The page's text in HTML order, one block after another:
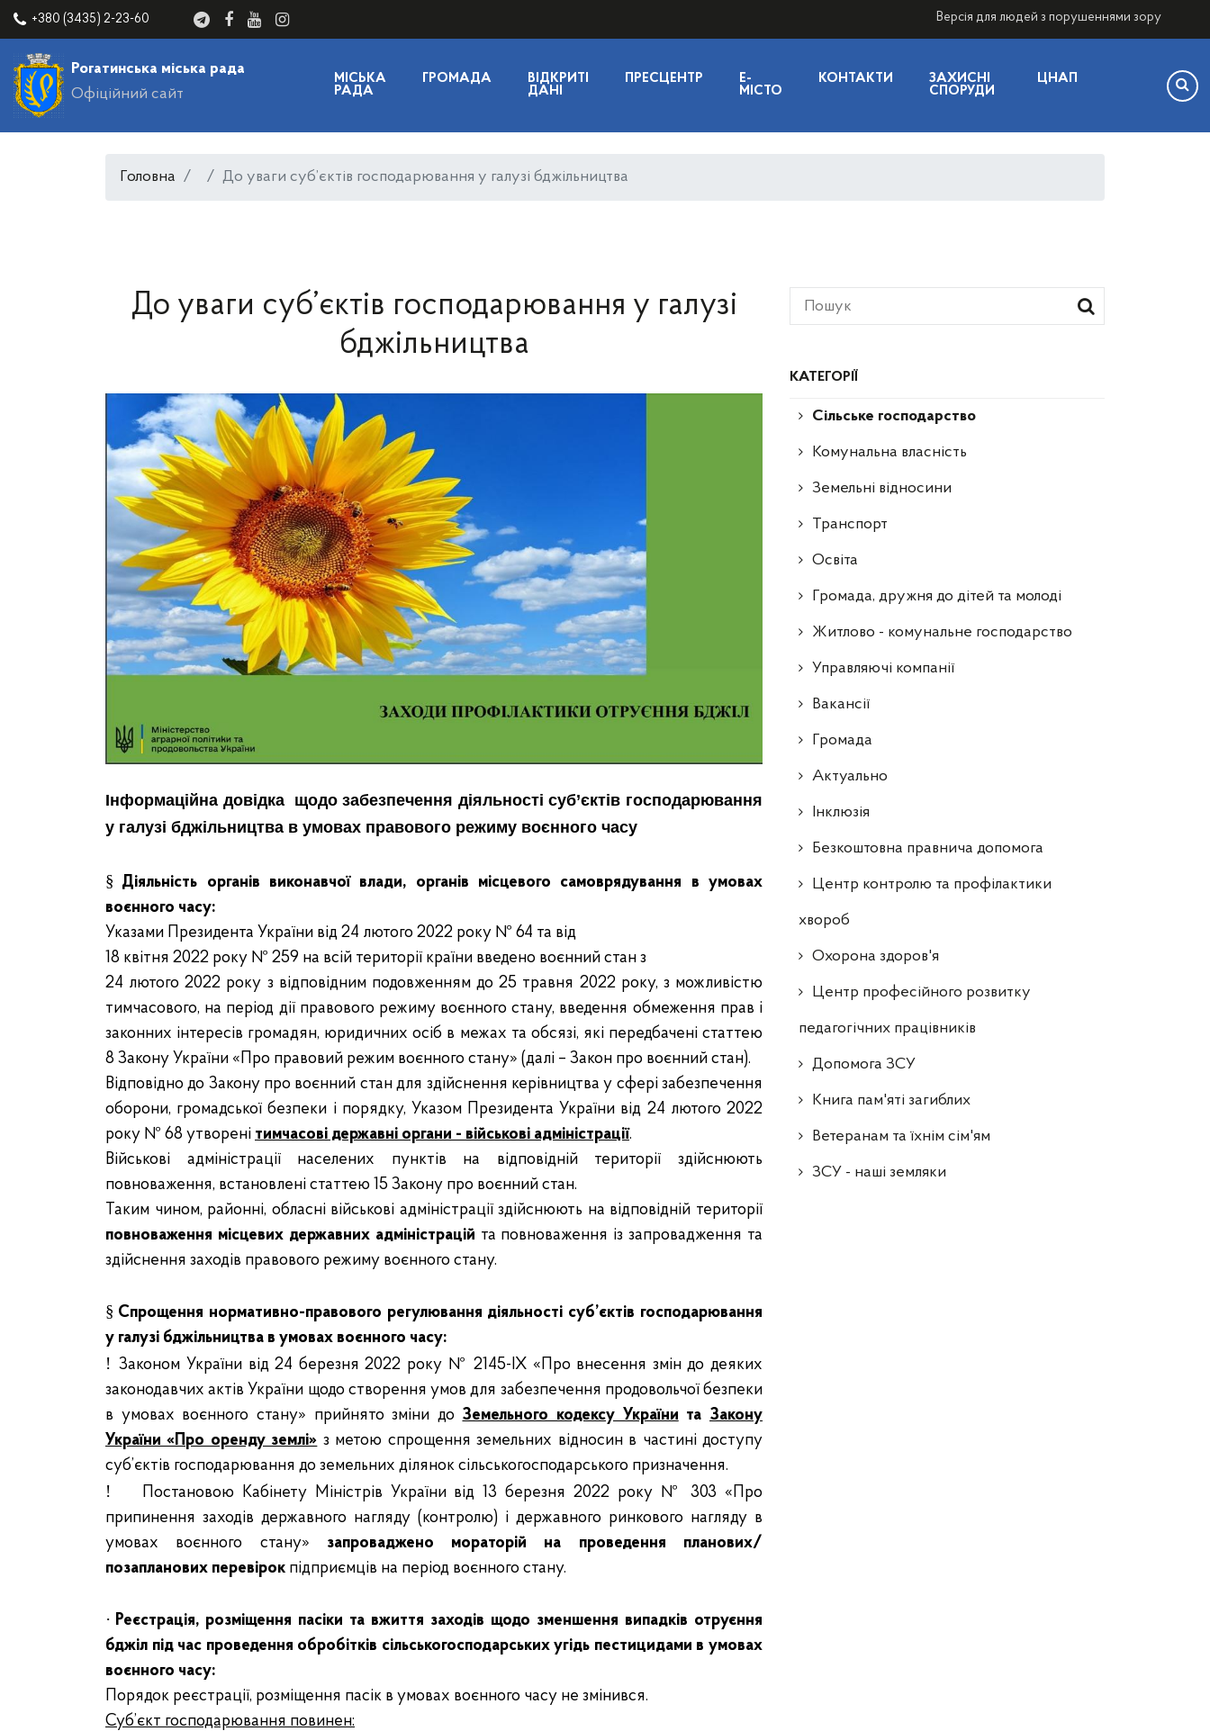
+380 (3435) 2-23-60 Версія для людей з порушеннями зору
Рогатинська міська рада
Офіційний сайт
МІСЬКА
РАДА
ГРОМАДА
ВІДКРИТІ
ДАНІ
ПРЕСЦЕНТР
E-
МІСТО
КОНТАКТИ
ЗАХИСНІ
СПОРУДИ
ЦНАП
Головна До уваги суб’єктів господарювання у галузі бджільництва
КАТЕГОРІЇ
Сільське господарство
Комунальна власність
Земельні відносини
Транспорт
Освіта
Громада, дружня до дітей та молоді
Житлово - комунальне господарство
Управляючі компанії
Ваканcії
Громада
Актуально
Інклюзія
Безкоштовна правнича допомога
Центр контролю та профілактики
хвороб
Охорона здоров'я
Центр професійного розвитку
педагогічних працівників
Допомога ЗСУ
Книга пам'яті загиблих
Ветеранам та їхнім сім'ям
ЗСУ - наші земляки
До уваги суб’єктів господарювання у галузі
бджільництва
Інформаційна довідка щодо забезпечення діяльності суб’єктів господарювання
у галузі бджільництва в умовах правового режиму воєнного часу
§ Діяльність органів виконавчої влади, органів місцевого самоврядування в умовах
воєнного часу:
Указами Президента України від 24 лютого 2022 року № 64 та від
18 квітня 2022 року № 259 на всій території країни введено воєнний стан з
24 лютого 2022 року з відповідним подовженням до 25 травня 2022 року, з можливістю
тимчасового, на період дії правового режиму воєнного стану, введення обмеження прав і
законних інтересів громадян, юридичних осіб в межах та обсязі, які передбачені статтею
8 Закону України «Про правовий режим воєнного стану» (далі – Закон про воєнний стан).
Відповідно до Закону про воєнний стан для здійснення керівництва у сфері забезпечення
оборони, громадської безпеки і порядку, Указом Президента України від 24 лютого 2022
року № 68 утворені тимчасові державні органи - військові адміністрації.
Військові адміністрації населених пунктів на відповідній території здійснюють
повноваження, встановлені статтею 15 Закону про воєнний стан.
Таким чином, районні, обласні військові адміністрації здійснюють на відповідній території
повноваження місцевих державних адміністрацій та повноваження із запровадження та
здійснення заходів правового режиму воєнного стану.
§ Спрощення нормативно-правового регулювання діяльності суб’єктів господарювання
у галузі бджільництва в умовах воєнного часу:
! Законом України від 24 березня 2022 року № 2145-IX «Про внесення змін до деяких
законодавчих актів України щодо створення умов для забезпечення продовольчої безпеки
в умовах воєнного стану» прийнято зміни до Земельного кодексу України та Закону
України «Про оренду землі» з метою спрощення земельних відносин в частині доступу
суб’єктів господарювання до земельних ділянок сільськогосподарського призначення.
! Постановою Кабінету Міністрів України від 13 березня 2022 року № 303 «Про
припинення заходів державного нагляду (контролю) і державного ринкового нагляду в
умовах воєнного стану» запроваджено мораторій на проведення планових/
позапланових перевірок підприємців на період воєнного стану.
· Реєстрація, розміщення пасіки та вжиття заходів щодо зменшення випадків отруєння
бджіл під час проведення обробітків сільськогосподарських угідь пестицидами в умовах
воєнного часу:
Порядок реєстрації, розміщення пасік в умовах воєнного часу не змінився.
Суб’єкт господарювання повинен: